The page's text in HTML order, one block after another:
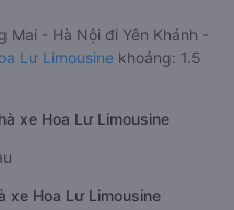
Mai - Hà Nội đi Yên Khánh -
Lư Limousine khoảng: 1.5
xe Hoa Lư Limousine
xe Hoa Lư Limousine